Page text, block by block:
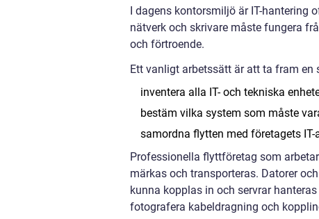
I dagens kontorsmiljö är IT-hantering
nätverk och skrivare måste fungera
och förtroende.
Ett vanligt arbetssätt är att ta fram en
inventera alla IT- och tekniska
bestäm vilka system som måste
samordna flytten med företagets
Professionella flyttföretag som
märkas och transporteras. Datorer
kunna kopplas in och servrar
fotografera kabeldragning och